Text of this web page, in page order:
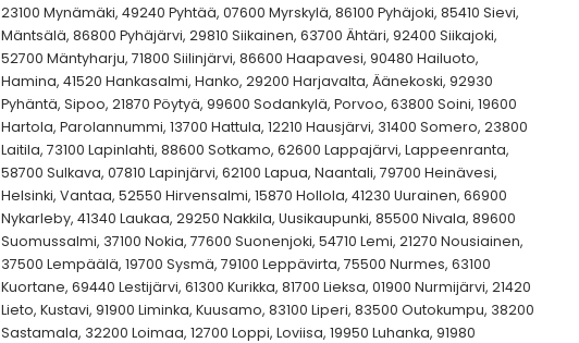
23100 Mynämäki, 49240 Pyhtää, 07600 Myrskylä, 86100 Pyhäjoki, 85410 Sievi,
Mäntsälä, 86800 Pyhäjärvi, 29810 Siikainen, 63700 Ähtäri, 92400 Siikajoki,
52700 Mäntyharju, 71800 Siilinjärvi, 86600 Haapavesi, 90480 Hailuoto,
Hamina, 41520 Hankasalmi, Hanko, 29200 Harjavalta, Äänekoski, 92930
Pyhäntä, Sipoo, 21870 Pöytyä, 99600 Sodankylä, Porvoo, 63800 Soini, 19600
Hartola, Parolannummi, 13700 Hattula, 12210 Hausjärvi, 31400 Somero, 23800
Laitila, 73100 Lapinlahti, 88600 Sotkamo, 62600 Lappajärvi, Lappeenranta,
58700 Sulkava, 07810 Lapinjärvi, 62100 Lapua, Naantali, 79700 Heinävesi,
Helsinki, Vantaa, 52550 Hirvensalmi, 15870 Hollola, 41230 Uurainen, 66900
Nykarleby, 41340 Laukaa, 29250 Nakkila, Uusikaupunki, 85500 Nivala, 89600
Suomussalmi, 37100 Nokia, 77600 Suonenjoki, 54710 Lemi, 21270 Nousiainen,
37500 Lempäälä, 19700 Sysmä, 79100 Leppävirta, 75500 Nurmes, 63100
Kuortane, 69440 Lestijärvi, 61300 Kurikka, 81700 Lieksa, 01900 Nurmijärvi, 21420
Lieto, Kustavi, 91900 Liminka, Kuusamo, 83100 Liperi, 83500 Outokumpu, 38200
Sastamala, 32200 Loimaa, 12700 Loppi, Loviisa, 19950 Luhanka, 91980